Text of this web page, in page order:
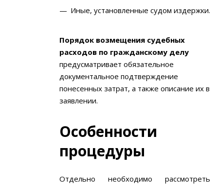
Иные, установленные судом издержки.
Порядок возмещения судебных
расходов по гражданскому делу
предусматривает обязательное
документальное подтверждение
понесенных затрат, а также описание их в
заявлении.
Особенности
процедуры
Отдельно необходимо рассмотреть